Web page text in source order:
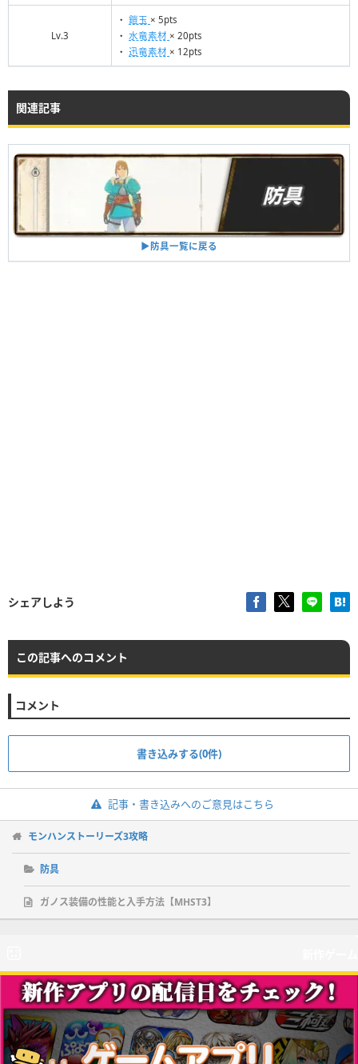
Lv.3
・ 鎧玉 × 5pts
・ 水竜素材 × 20pts
・ 迅竜素材 × 12pts
関連記事
▶︎防具一覧に戻る
シェアしよう
この記事へのコメント
コメント
書き込みする(0件)
記事・書き込みへのご意見はこちら
モンハンストーリーズ3攻略
防具
ガノス装備の性能と入手方法【MHST3】